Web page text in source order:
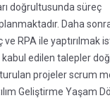
doğrultusunda süreç
Daha
RPA ile yaptırılmak
edilen talepler
projeler scrum
Geliştirme Yaşam